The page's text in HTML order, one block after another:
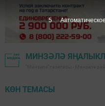
МИНЗӘЛӘ
КӨН ТЕМАСЫ
4